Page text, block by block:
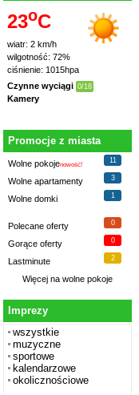
23oC
wiatr: 2 km/h
wilgotność: 72%
ciśnienie: 1015hpa
Czynne wyciągi 0/18
Kamery
Promocje z miasta
Wolne pokojenowość!
11
Wolne apartamenty 3
Wolne domki 1
Polecane oferty 0
Gorące oferty 0
Lastminute 2
Więcej na wolne pokoje
Imprezy
wszystkie
muzyczne
sportowe
kalendarzowe
okolicznościowe